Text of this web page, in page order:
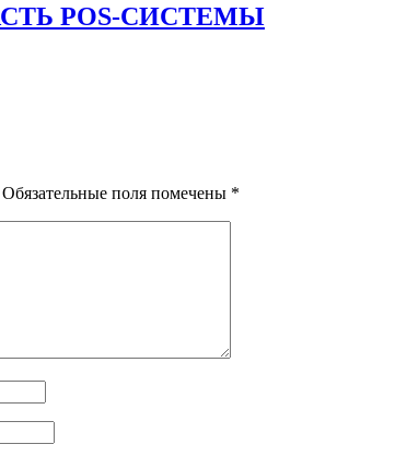
POS-СИСТЕМЫ
Обязательные поля помечены *